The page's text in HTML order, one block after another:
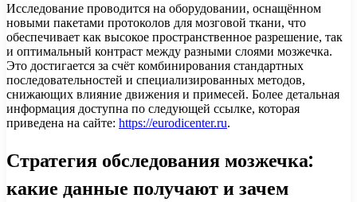
Исследование проводится на оборудовании, оснащённом
новыми пакетами протоколов для мозговой ткани, что
обеспечивает как высокое пространственное разрешение, так
и оптимальный контраст между разными слоями мозжечка.
Это достигается за счёт комбинирования стандартных
последовательностей и специализированных методов,
снижающих влияние движения и примесей. Более детальная
информация доступна по следующей ссылке, которая
приведена на сайте: https://eurodicenter.ru.
Стратегия обследования мозжечка:
какие данные получают и зачем